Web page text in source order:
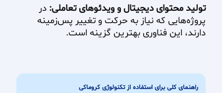
تولید محتوای دیجیتال و ویدئوهای تعاملی: در
پروژه‌هایی که نیاز به حرکت و تغییر پس‌زمینه
دارند، این فناوری بهترین گزینه است.
راهنمای کلی برای استفاده از تکنولوژی کروماکی